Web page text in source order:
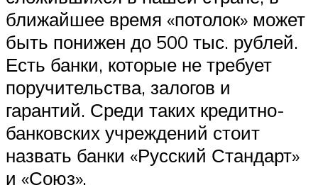
ближайшее время «потолок» может
быть понижен до 500 тыс. рублей.
Есть банки, которые не требует
поручительства, залогов и
гарантий. Среди таких кредитно-
банковских учреждений стоит
назвать банки «Русский Стандарт»
и «Союз».